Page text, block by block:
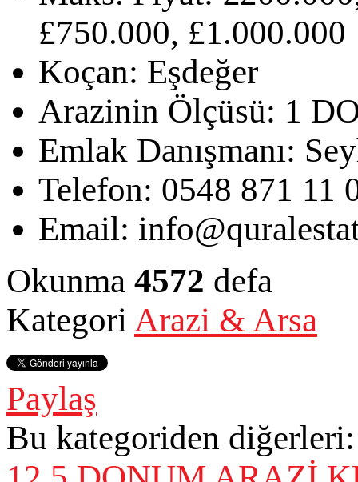
£750.000, £1.000.000
Koçan: Eşdeğer
Arazinin Ölçüsü: 1
Emlak Danışmanı:
Telefon: 0548 871 11
Email:
Okunma 4572 defa
Kategori Arazi & Arsa
Paylaş
Bu kategoriden diğerleri: